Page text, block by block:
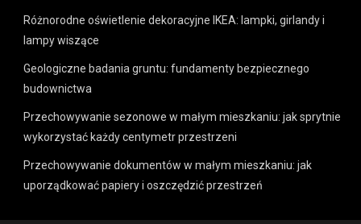
Różnorodne oświetlenie dekoracyjne IKEA: lampki, girlandy i
lampy wiszące
Geologiczne badania gruntu: fundamenty bezpiecznego
budownictwa
Przechowywanie sezonowe w małym mieszkaniu: jak sprytnie
wykorzystać każdy centymetr przestrzeni
Przechowywanie dokumentów w małym mieszkaniu: jak
uporządkować papiery i oszczędzić przestrzeń